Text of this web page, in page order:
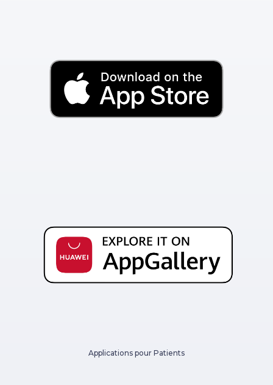
Applications pour Patients